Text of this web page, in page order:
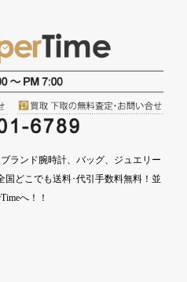
ランド腕時計、バッグ、ジュエリー
どこでも送料･代引手数料無料！並
へ！！